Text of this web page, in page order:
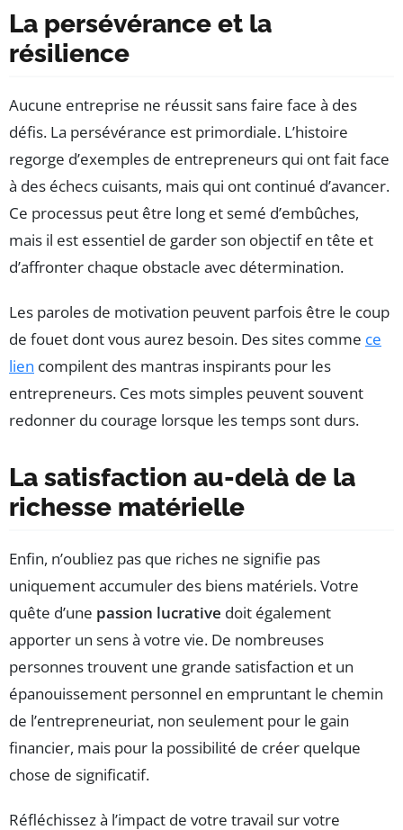
La persévérance et la
résilience
Aucune entreprise ne réussit sans faire face à des
défis. La persévérance est primordiale. L’histoire
regorge d’exemples de entrepreneurs qui ont fait face
à des échecs cuisants, mais qui ont continué d’avancer.
Ce processus peut être long et semé d’embûches,
mais il est essentiel de garder son objectif en tête et
d’affronter chaque obstacle avec détermination.
Les paroles de motivation peuvent parfois être le coup
de fouet dont vous aurez besoin. Des sites comme ce
lien compilent des mantras inspirants pour les
entrepreneurs. Ces mots simples peuvent souvent
redonner du courage lorsque les temps sont durs.
La satisfaction au-delà de la
richesse matérielle
Enfin, n’oubliez pas que riches ne signifie pas
uniquement accumuler des biens matériels. Votre
quête d’une passion lucrative doit également
apporter un sens à votre vie. De nombreuses
personnes trouvent une grande satisfaction et un
épanouissement personnel en empruntant le chemin
de l’entrepreneuriat, non seulement pour le gain
financier, mais pour la possibilité de créer quelque
chose de significatif.
Réfléchissez à l’impact de votre travail sur votre